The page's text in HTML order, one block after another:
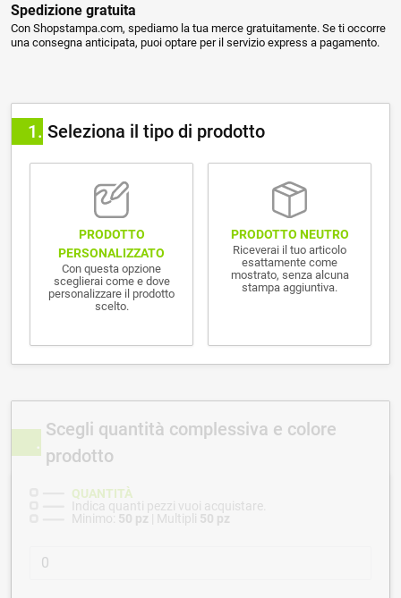
Spedizione gratuita
Con Shopstampa.com, spediamo la tua merce gratuitamente. Se ti occorre
una consegna anticipata, puoi optare per il servizio express a pagamento.
1 Seleziona il tipo di prodotto
PRODOTTO
PERSONALIZZATO
Con questa opzione
sceglierai come e dove
personalizzare il prodotto
scelto.
PRODOTTO NEUTRO
Riceverai il tuo articolo
esattamente come
mostrato, senza alcuna
stampa aggiuntiva.
Scegli quantità complessiva e colore
prodotto
QUANTITÀ
Indica quanti pezzi vuoi acquistare.
Minimo: 50 pz | Multipli 50 pz